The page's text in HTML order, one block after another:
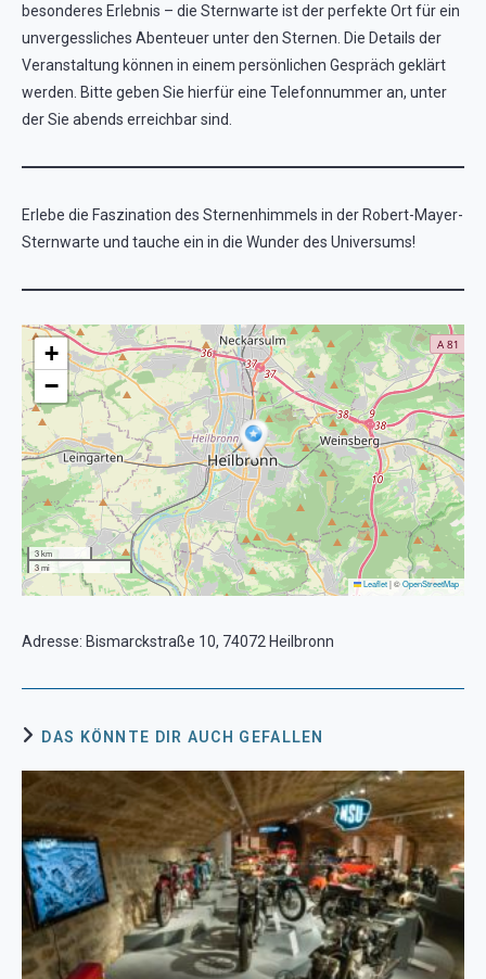
besonderes Erlebnis – die Sternwarte ist der perfekte Ort für ein
unvergessliches Abenteuer unter den Sternen. Die Details der
Veranstaltung können in einem persönlichen Gespräch geklärt
werden. Bitte geben Sie hierfür eine Telefonnummer an, unter
der Sie abends erreichbar sind.
Erlebe die Faszination des Sternenhimmels in der Robert-Mayer-
Sternwarte und tauche ein in die Wunder des Universums!
+
−
3 km
3 mi
Leaflet|©OpenStreetMap
Adresse: Bismarckstraße 10, 74072 Heilbronn
DAS KÖNNTE DIR AUCH GEFALLEN